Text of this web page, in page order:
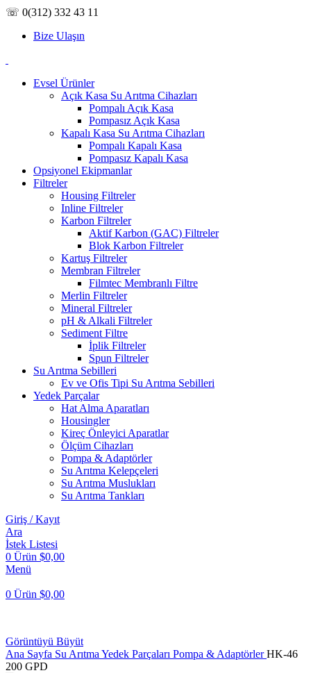
☏ 0(312) 332 43 11
Bize Ulaşın
Evsel Ürünler
Açık Kasa Su Arıtma Cihazları
Pompalı Açık Kasa
Pompasız Açık Kasa
Kapalı Kasa Su Arıtma Cihazları
Pompalı Kapalı Kasa
Pompasız Kapalı Kasa
Opsiyonel Ekipmanlar
Filtreler
Housing Filtreler
Inline Filtreler
Karbon Filtreler
Aktif Karbon (GAC) Filtreler
Blok Karbon Filtreler
Kartuş Filtreler
Membran Filtreler
Filmtec Membranlı Filtre
Merlin Filtreler
Mineral Filtreler
pH & Alkali Filtreler
Sediment Filtre
İplik Filtreler
Spun Filtreler
Su Arıtma Sebilleri
Ev ve Ofis Tipi Su Arıtma Sebilleri
Yedek Parçalar
Hat Alma Aparatları
Housingler
Kireç Önleyici Aparatlar
Ölçüm Cihazları
Pompa & Adaptörler
Su Arıtma Kelepçeleri
Su Arıtma Muslukları
Su Arıtma Tankları
Giriş / Kayıt
Ara
İstek Listesi
0 Ürün $0,00
Menü
0 Ürün $0,00
Görüntüyü Büyüt
Ana Sayfa Su Arıtma Yedek Parçaları Pompa & AdaptörlerHK-46
200 GPD